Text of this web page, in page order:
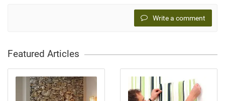
Write a comment
Featured Articles